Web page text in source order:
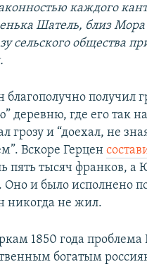
каждого
Шатель, близ
сельского общества
благополучно получил
деревню, где его так
грозу и “доехал, не
Вскоре Герцен
пять тысяч франков, а
Оно и было исполнено
никогда не жил.
1850 года проблема
богатым